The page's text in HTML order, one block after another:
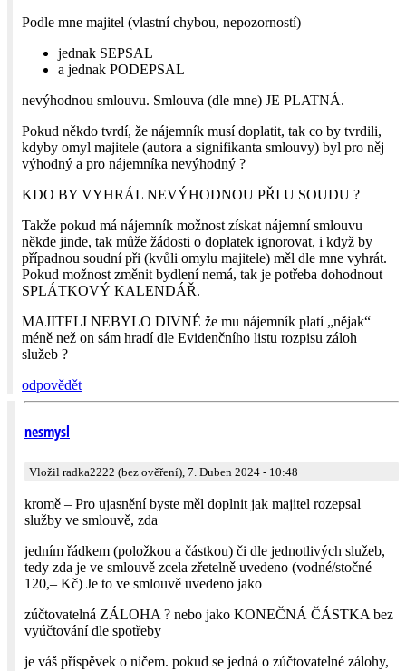
Podle mne majitel (vlastní chybou, nepozorností)
jednak SEPSAL
a jednak PODEPSAL
nevýhodnou smlouvu. Smlouva (dle mne) JE PLATNÁ.
Pokud někdo tvrdí, že nájemník musí doplatit, tak co by tvrdili,
kdyby omyl majitele (autora a signifikanta smlouvy) byl pro něj
výhodný a pro nájemníka nevýhodný ?
KDO BY VYHRÁL NEVÝHODNOU PŘI U SOUDU ?
Takže pokud má nájemník možnost získat nájemní smlouvu
někde jinde, tak může žádosti o doplatek ignorovat, i když by
případnou soudní při (kvůli omylu majitele) měl dle mne vyhrát.
Pokud možnost změnit bydlení nemá, tak je potřeba dohodnout
SPLÁTKOVÝ KALENDÁŘ.
MAJITELI NEBYLO DIVNÉ že mu nájemník platí „nějak“
méně než on sám hradí dle Evidenčního listu rozpisu záloh
služeb ?
odpovědět
nesmysl
Vložil radka2222 (bez ověření), 7. Duben 2024 - 10:48
kromě – Pro ujasnění byste měl doplnit jak majitel rozepsal
služby ve smlouvě, zda
jedním řádkem (položkou a částkou) či dle jednotlivých služeb,
tedy zda je ve smlouvě zcela zřetelně uvedeno (vodné/stočné
120,– Kč) Je to ve smlouvě uvedeno jako
zúčtovatelná ZÁLOHA ? nebo jako KONEČNÁ ČÁSTKA bez
vyúčtování dle spotřeby
je váš příspěvek o ničem. pokud se jedná o zúčtovatelné zálohy,